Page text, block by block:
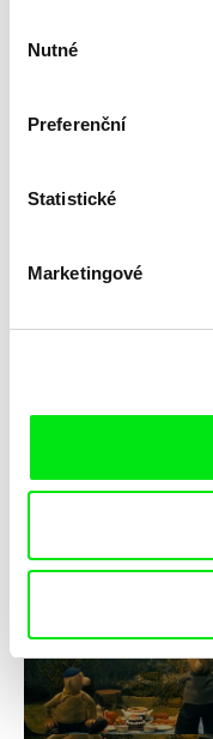
souhlasu
Nutné
Preferenční
Statistické
Marketingové